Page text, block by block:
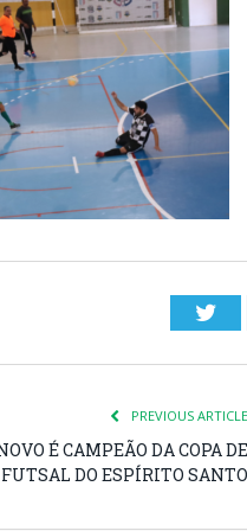
PREVIOUS ARTICLE
É CAMPEÃO DA COPA DE
FUTSAL DO ESPÍRITO SANTO